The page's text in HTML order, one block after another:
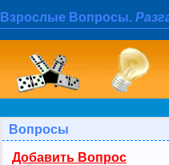
Взрослые Вопросы.
Вопросы
Добавить Вопрос